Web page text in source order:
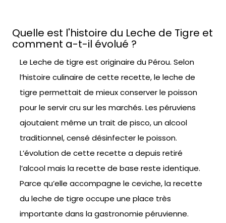
Quelle est l'histoire du Leche de Tigre et
comment a-t-il évolué ?
Le Leche de tigre est originaire du Pérou. Selon
l’histoire culinaire de cette recette, le leche de
tigre permettait de mieux conserver le poisson
pour le servir cru sur les marchés. Les péruviens
ajoutaient même un trait de pisco, un alcool
traditionnel, censé désinfecter le poisson.
L’évolution de cette recette a depuis retiré
l’alcool mais la recette de base reste identique.
Parce qu’elle accompagne le ceviche, la recette
du leche de tigre occupe une place très
importante dans la gastronomie péruvienne.